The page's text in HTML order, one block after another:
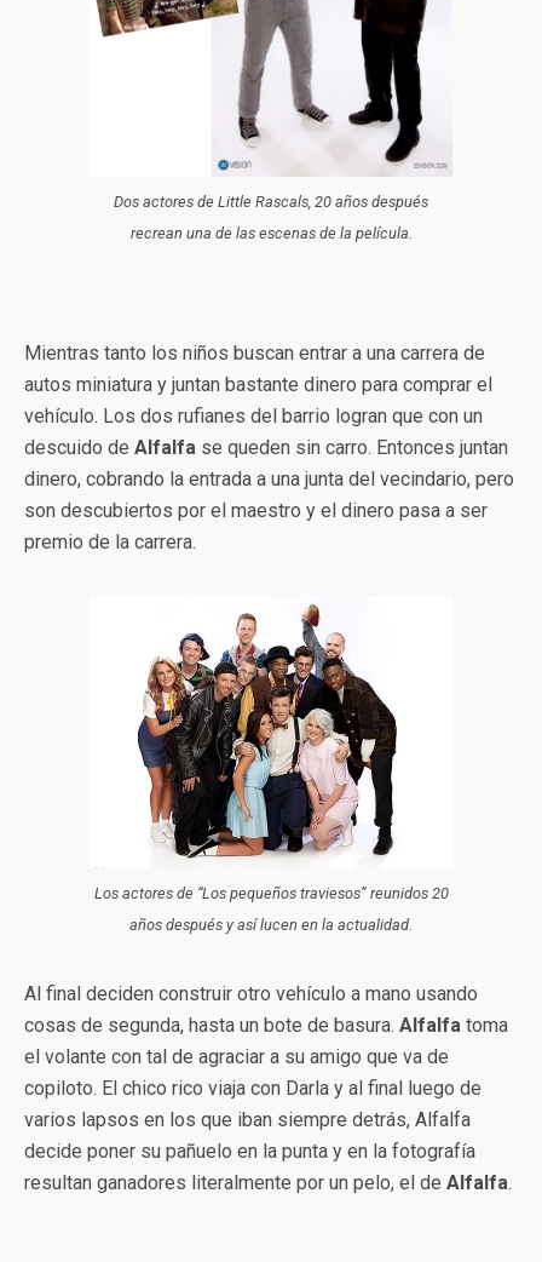
Dos actores de Little Rascals, 20 años después
recrean una de las escenas de la película.
Mientras tanto los niños buscan entrar a una carrera de
autos miniatura y juntan bastante dinero para comprar el
vehículo. Los dos rufianes del barrio logran que con un
descuido de Alfalfa se queden sin carro. Entonces juntan
dinero, cobrando la entrada a una junta del vecindario, pero
son descubiertos por el maestro y el dinero pasa a ser
premio de la carrera.
Los actores de “Los pequeños traviesos” reunidos 20
años después y así lucen en la actualidad.
Al final deciden construir otro vehículo a mano usando
cosas de segunda, hasta un bote de basura. Alfalfa toma
el volante con tal de agraciar a su amigo que va de
copiloto. El chico rico viaja con Darla y al final luego de
varios lapsos en los que iban siempre detrás, Alfalfa
decide poner su pañuelo en la punta y en la fotografía
resultan ganadores literalmente por un pelo, el de Alfalfa.